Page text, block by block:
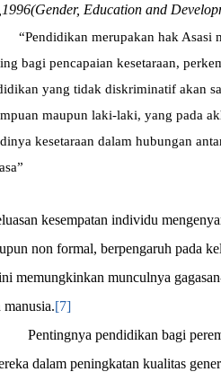
Education and
“Pendidikan merupakan hak Asasi
bagi pencapaian kesetaraan,
yang tidak diskriminatif akan
maupun laki-laki, yang pada
kesetaraan dalam hubungan
kesempatan individu
non formal, berpengaruh pada
memungkinkan munculnya
[7]
Pentingnya pendidikan bagi
dalam peningkatan kualitas